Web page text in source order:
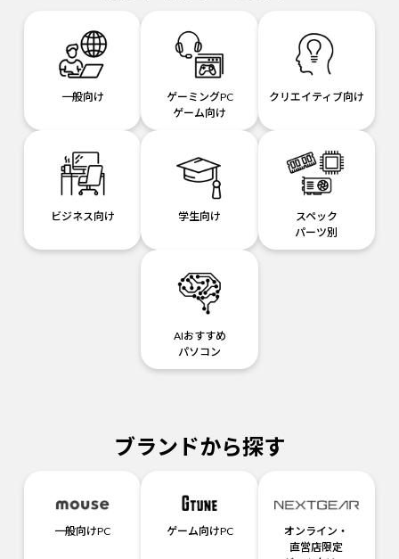
一般向け
ゲーミングPC
ゲーム向け
クリエイティブ向け
ビジネス向け 学生向け
スペック
パーツ別
AIおすすめ
パソコン
ブランドから探す
一般向けPC ゲーム向けPC
オンライン・
直営店限定